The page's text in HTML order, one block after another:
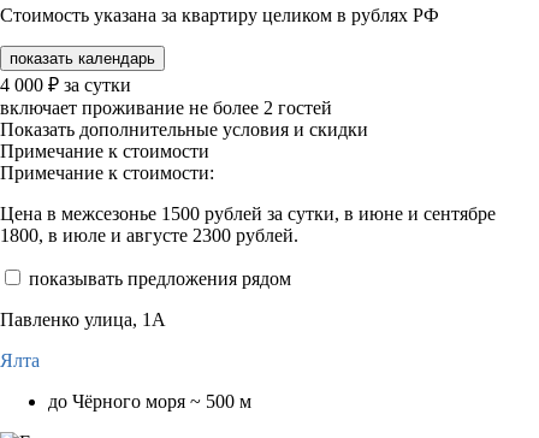
Стоимость указана за квартиру целиком в рублях РФ
показать календарь
4 000 ₽ за сутки
включает проживание не более 2 гостей
Показать дополнительные условия и скидки
Примечание к стоимости
Примечание к стоимости:
Цена в межсезонье 1500 рублей за сутки, в июне и сентябре
1800, в июле и августе 2300 рублей.
показывать предложения рядом
Павленко улица, 1А
Ялта
до Чёрного моря ~ 500 м